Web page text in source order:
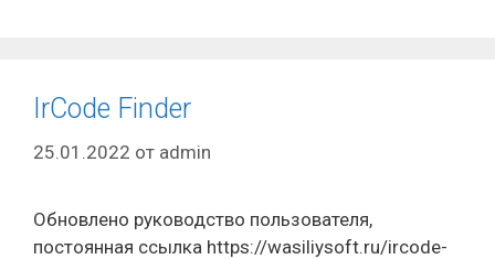
IrCode Finder
25.01.2022 от admin
Обновлено руководство пользователя,
постоянная ссылка https://wasiliysoft.ru/ircode-